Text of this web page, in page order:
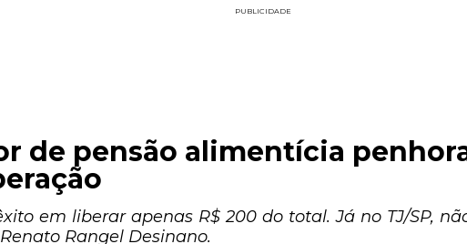
PUBLICIDADE
de pensão alimentícia
em liberar apenas R$ 200 do total. Já no TJ/SP,
Rangel Desinano.